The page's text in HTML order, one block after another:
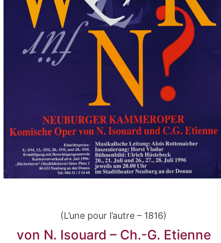
(L’une pour l’autre – 1816)
von N. Isouard – Ch.-G. Etienne